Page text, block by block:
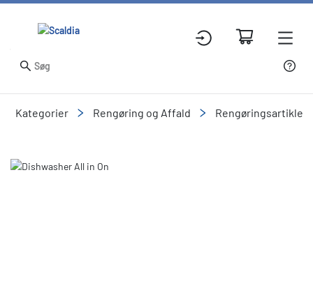
Kategorier Rengøring og Affald Rengøringsartikler
Slide 1 of 1